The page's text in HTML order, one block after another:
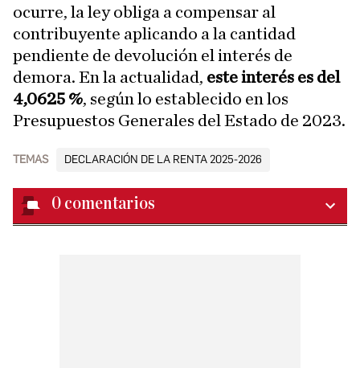
ocurre, la ley obliga a compensar al
contribuyente aplicando a la cantidad
pendiente de devolución el interés de
demora. En la actualidad, este interés es del
4,0625 %, según lo establecido en los
Presupuestos Generales del Estado de 2023.
TEMAS DECLARACIÓN DE LA RENTA 2025-2026
0 comentarios